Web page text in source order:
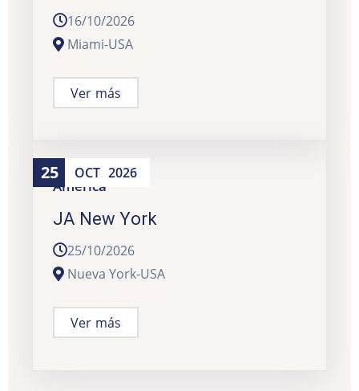
16/10/2026
Miami-USA
Ver más
25 OCT 2026
América
JA New York
25/10/2026
Nueva York-USA
Ver más